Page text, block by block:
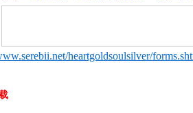
heartgoldsoulsilver/